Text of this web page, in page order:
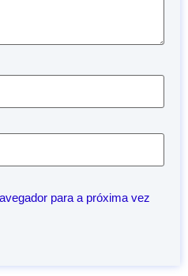
para a próxima vez